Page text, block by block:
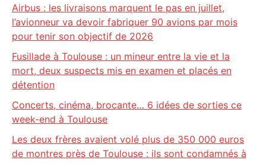
Airbus : les livraisons marquent le pas en juillet,
l’avionneur va devoir fabriquer 90 avions par mois
pour tenir son objectif de 2026
Fusillade à Toulouse : un mineur entre la vie et la
mort, deux suspects mis en examen et placés en
détention
Concerts, cinéma, brocante… 6 idées de sorties ce
week-end à Toulouse
Les deux frères avaient volé plus de 350 000 euros
de montres près de Toulouse : ils sont condamnés à